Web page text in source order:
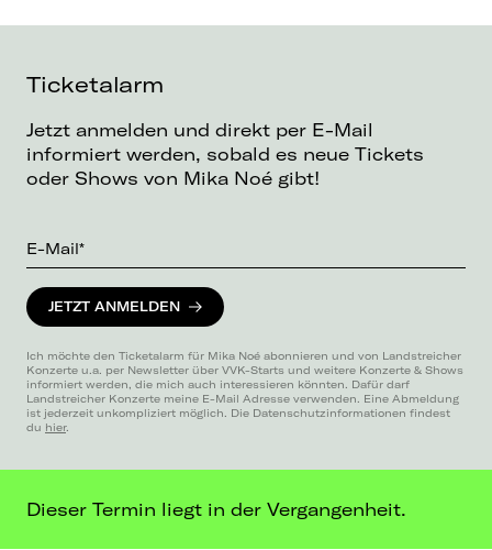
Ticketalarm
Jetzt anmelden und direkt per E-Mail
informiert werden, sobald es neue Tickets
oder Shows von Mika Noé gibt!
E-Mail*
JETZT ANMELDEN
Ich möchte den Ticketalarm für Mika Noé abonnieren und von Landstreicher
Konzerte u.a. per Newsletter über VVK-Starts und weitere Konzerte & Shows
informiert werden, die mich auch interessieren könnten. Dafür darf
Landstreicher Konzerte meine E-Mail Adresse verwenden. Eine Abmeldung
ist jederzeit unkompliziert möglich. Die Datenschutzinformationen findest
du hier.
Dieser Termin liegt in der Vergangenheit.